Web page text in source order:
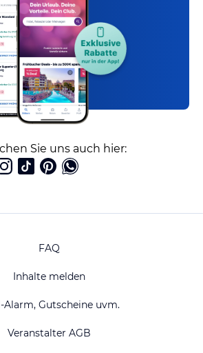
Sie uns auch hier:
FAQ
Inhalte melden
Alarm, Gutscheine uvm.
Veranstalter AGB